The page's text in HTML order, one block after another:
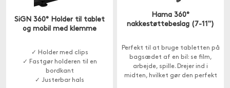
SiGN 360° Holder til tablet
og mobil med klemme
✓ Holder med clips
✓ Fastgør holderen til en
bordkant
✓ Justerbar hals
Hama 360°
nakkestøttebeslag (7-11")
Perfekt til at bruge tabletten på
bagsædet af en bil: se film,
arbejde, spille. Drejer ind i
midten, hvilket gør den perfekt